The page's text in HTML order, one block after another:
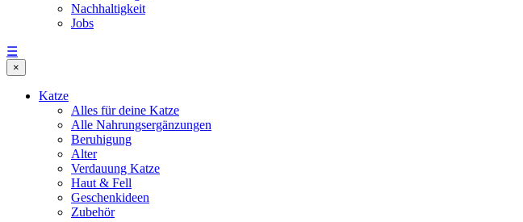
Nachhaltigkeit
Jobs
☰
×
Katze
Alles für deine Katze
Alle Nahrungsergänzungen
Beruhigung
Alter
Verdauung Katze
Haut & Fell
Geschenkideen
Zubehör